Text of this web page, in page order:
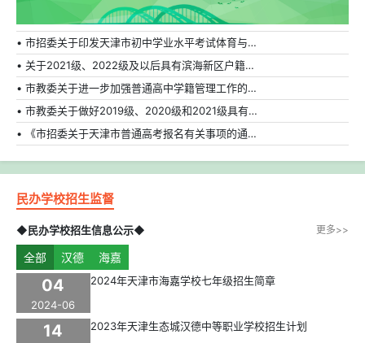
• 市招委关于印发天津市初中学业水平考试体育与健康科目补充方案的通知
• 关于2021级、2022级及以后具有滨海新区户籍在外省市普通高中就读学生转学的相关规定
• 市教委关于进一步加强普通高中学籍管理工作的通知
• 市教委关于做好2019级、2020级和2021级具有天津市户籍在外省市普通高中就读学生转学工作的通知
• 《市招委关于天津市普通高考报名有关事项的通知》的解读
民办学校招生监督
◆民办学校招生信息公示◆ 更多>>
全部 汉德 海嘉
04
2024-06
2024年天津市海嘉学校七年级招生简章
14 2023年天津生态城汉德中等职业学校招生计划